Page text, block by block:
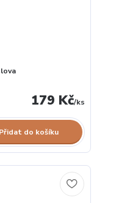
179 Kč/ks
Přidat do košíku